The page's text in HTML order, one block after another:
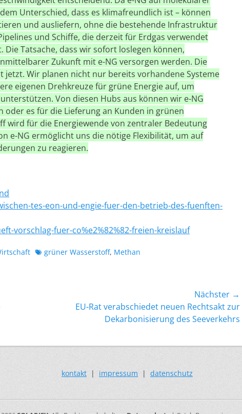
Unterschied, dass es klimafreundlich ist – können
und ausliefern, ohne die bestehende Infrastruktur
und Schiffe, die derzeit für Erdgas verwendet
Die Tatsache, dass wir sofort loslegen können,
Zukunft mit e-NG versorgen werden. Die
jetzt. Wir planen nicht nur bereits vorhandene Systeme
eigenen Drehkreuze für grüne Energie auf, um
Von diesen Hubs aus können wir e-NG
es für die Lieferung an Kunden in grünen
wird für die Energiewende von zentraler Bedeutung
e-NG ermöglicht uns die nötige Flexibilität, um auf
zu reagieren.
tes-eon-und-engie-fuer-den-betrieb-des-fuenften-
vorschlag-fuer-co%e2%82%82-freien-kreislauf
Schlagworte
grüner Wasserstoff, Methan
Nächster →
EU-Rat verabschiedet neuen Rechtsakt zur
Dekarbonisierung des Seeverkehrs
kontakt | impressum | datenschutz